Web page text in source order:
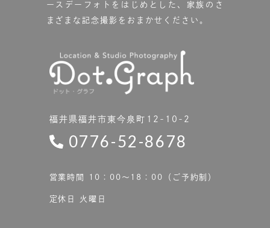
ースデーフォトをはじめとした、家族のさ
まざまな記念撮影をおまかせください。
福井県福井市東今泉町12-10-2
0776-52-8678
営業時間 10：00〜18：00（ご予約制）
定休日 火曜日